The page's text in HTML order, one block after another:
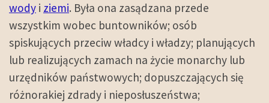
wody i ziemi. Była ona zasądzana przede
wszystkim wobec buntowników; osób
spiskujących przeciw władcy i władzy; planujących
lub realizujących zamach na życie monarchy lub
urzędników państwowych; dopuszczających się
różnorakiej zdrady i nieposłuszeństwa;